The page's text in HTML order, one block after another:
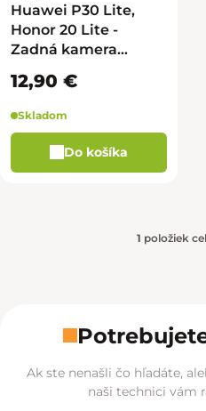
Huawei P30 Lite,
Honor 20 Lite -
Zadná kamera
23060387, 23060471
12,90 €
Skladom
Do košíka
1 položiek
Ak ste nenašli čo hľadáte,
naši technici vám